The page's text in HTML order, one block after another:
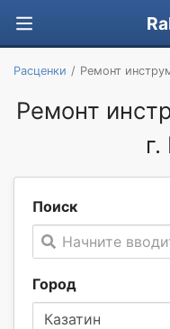
Расценки Ремонт
Ремонт
Поиск
Начните
Город
Казатин